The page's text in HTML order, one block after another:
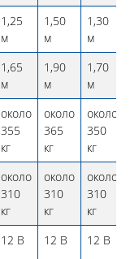
1,25
м
1,50
м
1,30
м
1,65
м
1,90
м
1,70
м
около
355
кг
около
365
кг
около
350
кг
около
310
кг
около
310
кг
около
310
кг
12 В 12 В 12 В